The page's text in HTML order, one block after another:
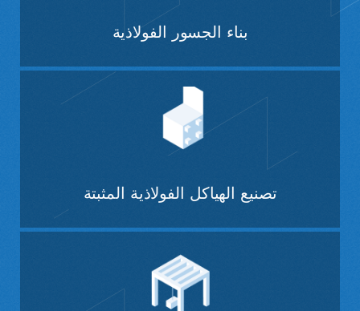
بناء الجسور الفولاذية
تصنيع الهياكل الفولاذية المثبتة